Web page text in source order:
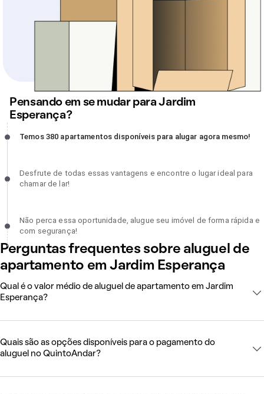
Pensando em se mudar para Jardim
Esperança?
Temos 380 apartamentos disponíveis para alugar agora mesmo!,
Temos 380 apartamentos disponíveis para alugar agora mesmo!
Desfrute de todas essas vantagens e encontre o lugar ideal para
chamar de lar!, incompleto
Desfrute de todas essas vantagens e encontre o lugar ideal para
chamar de lar!
Não perca essa oportunidade, alugue seu imóvel de forma rápida
com segurança!, incompleto
Não perca essa oportunidade, alugue seu imóvel de forma rápida e
com segurança!
Perguntas frequentes sobre aluguel de
apartamento em Jardim Esperança
Qual é o valor médio de aluguel de apartamento em Jardim
Esperança?
Quais são as opções disponíveis para o pagamento do
aluguel no QuintoAndar?